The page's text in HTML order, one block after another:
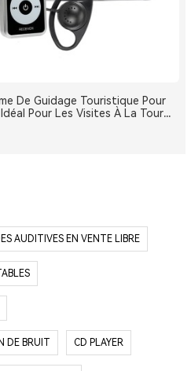
De Guidage Touristique Pour
Pour Les Visites À La Tour
Monuments De France
AUDITIVES EN VENTE LIBRE
DE BRUIT CD PLAYER